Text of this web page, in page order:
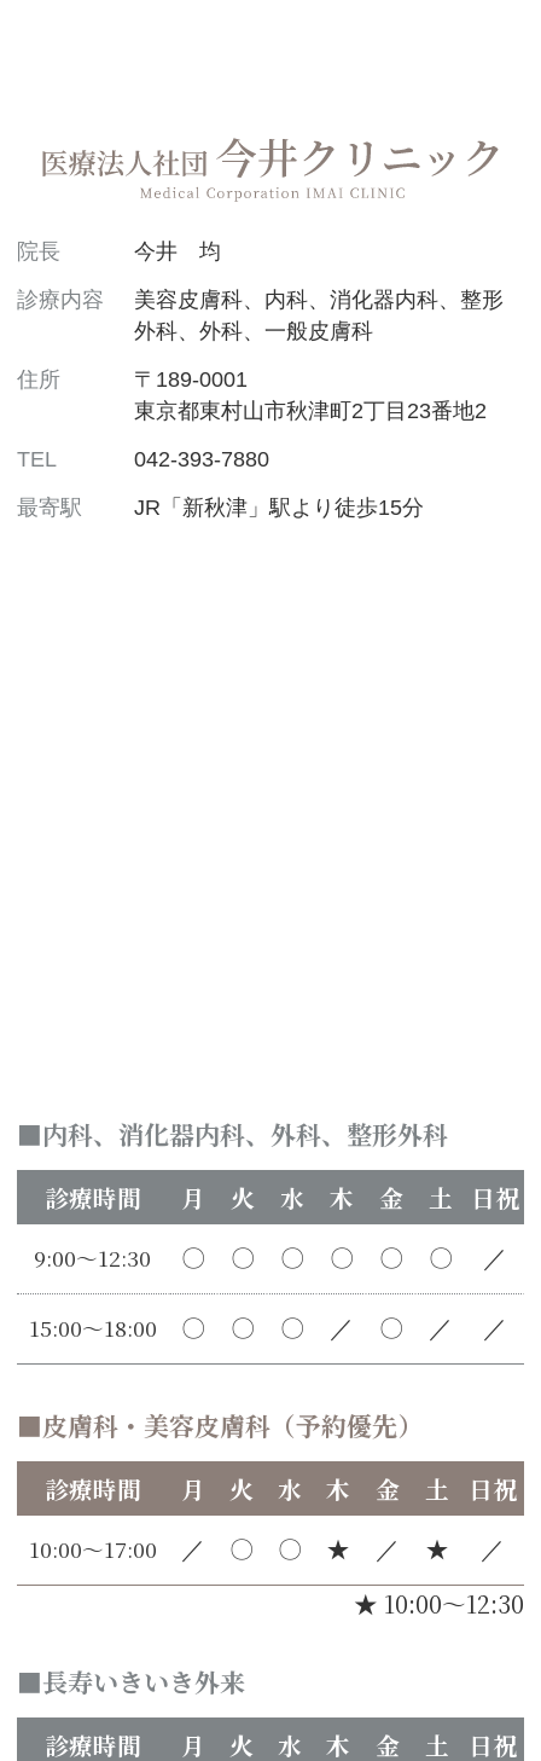
院長
今井 均
診療内容
美容皮膚科、内科、消化器内科、整形
外科、外科、一般皮膚科
住所
〒189-0001
東京都東村山市秋津町2丁目23番地2
TEL
042-393-7880
最寄駅
JR「新秋津」駅より徒歩15分
内科、消化器内科、外科、整形外科
診療時間 月 火 水 木 金 土 日祝
9:00～12:30 〇 〇 〇 〇 〇 〇 ／
15:00～18:00 〇 〇 〇 ／ 〇 ／ ／
皮膚科・美容皮膚科（予約優先）
★ 10:00～12:30
診療時間 月 火 水 木 金 土 日祝
10:00～17:00 ／ 〇 〇 ★ ／ ★ ／
長寿いきいき外来
診療時間 月 火 水 木 金 土 日祝